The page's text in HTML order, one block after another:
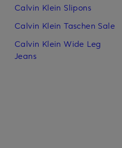
Calvin Klein Slipons
Calvin Klein Taschen Sale
Calvin Klein Wide Leg
Jeans